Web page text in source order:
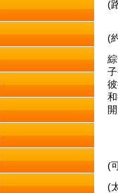
(
(
(
(